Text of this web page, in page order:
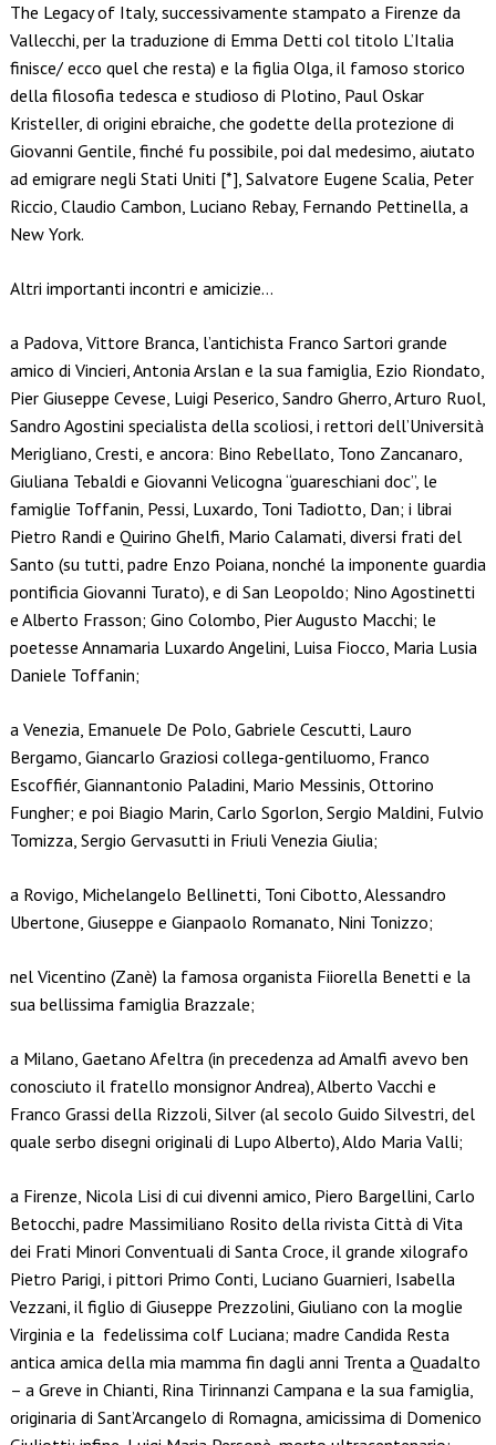
The Legacy of Italy, successivamente stampato a Firenze da
Vallecchi, per la traduzione di Emma Detti col titolo L’Italia
finisce/ ecco quel che resta) e la figlia Olga, il famoso storico
della filosofia tedesca e studioso di Plotino, Paul Oskar
Kristeller, di origini ebraiche, che godette della protezione di
Giovanni Gentile, finché fu possibile, poi dal medesimo, aiutato
ad emigrare negli Stati Uniti [*], Salvatore Eugene Scalia, Peter
Riccio, Claudio Cambon, Luciano Rebay, Fernando Pettinella, a
New York.
Altri importanti incontri e amicizie…
a Padova, Vittore Branca, l’antichista Franco Sartori grande
amico di Vincieri, Antonia Arslan e la sua famiglia, Ezio Riondato,
Pier Giuseppe Cevese, Luigi Peserico, Sandro Gherro, Arturo Ruol,
Sandro Agostini specialista della scoliosi, i rettori dell’Università
Merigliano, Cresti, e ancora: Bino Rebellato, Tono Zancanaro,
Giuliana Tebaldi e Giovanni Velicogna “guareschiani doc”, le
famiglie Toffanin, Pessi, Luxardo, Toni Tadiotto, Dan; i librai
Pietro Randi e Quirino Ghelfi, Mario Calamati, diversi frati del
Santo (su tutti, padre Enzo Poiana, nonché la imponente guardia
pontificia Giovanni Turato), e di San Leopoldo; Nino Agostinetti
e Alberto Frasson; Gino Colombo, Pier Augusto Macchi; le
poetesse Annamaria Luxardo Angelini, Luisa Fiocco, Maria Lusia
Daniele Toffanin;
a Venezia, Emanuele De Polo, Gabriele Cescutti, Lauro
Bergamo, Giancarlo Graziosi collega-gentiluomo, Franco
Escoffiér, Giannantonio Paladini, Mario Messinis, Ottorino
Fungher; e poi Biagio Marin, Carlo Sgorlon, Sergio Maldini, Fulvio
Tomizza, Sergio Gervasutti in Friuli Venezia Giulia;
a Rovigo, Michelangelo Bellinetti, Toni Cibotto, Alessandro
Ubertone, Giuseppe e Gianpaolo Romanato, Nini Tonizzo;
nel Vicentino (Zanè) la famosa organista Fiiorella Benetti e la
sua bellissima famiglia Brazzale;
a Milano, Gaetano Afeltra (in precedenza ad Amalfi avevo ben
conosciuto il fratello monsignor Andrea), Alberto Vacchi e
Franco Grassi della Rizzoli, Silver (al secolo Guido Silvestri, del
quale serbo disegni originali di Lupo Alberto), Aldo Maria Valli;
a Firenze, Nicola Lisi di cui divenni amico, Piero Bargellini, Carlo
Betocchi, padre Massimiliano Rosito della rivista Città di Vita
dei Frati Minori Conventuali di Santa Croce, il grande xilografo
Pietro Parigi, i pittori Primo Conti, Luciano Guarnieri, Isabella
Vezzani, il figlio di Giuseppe Prezzolini, Giuliano con la moglie
Virginia e la fedelissima colf Luciana; madre Candida Resta
antica amica della mia mamma fin dagli anni Trenta a Quadalto
– a Greve in Chianti, Rina Tirinnanzi Campana e la sua famiglia,
originaria di Sant’Arcangelo di Romagna, amicissima di Domenico